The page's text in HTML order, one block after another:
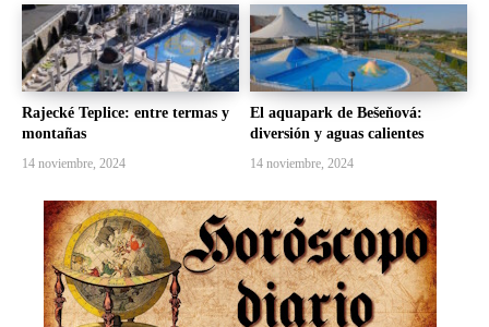
Rajecké Teplice: entre termas y
montañas
14 noviembre, 2024
El aquapark de Bešeňová:
diversión y aguas calientes
14 noviembre, 2024